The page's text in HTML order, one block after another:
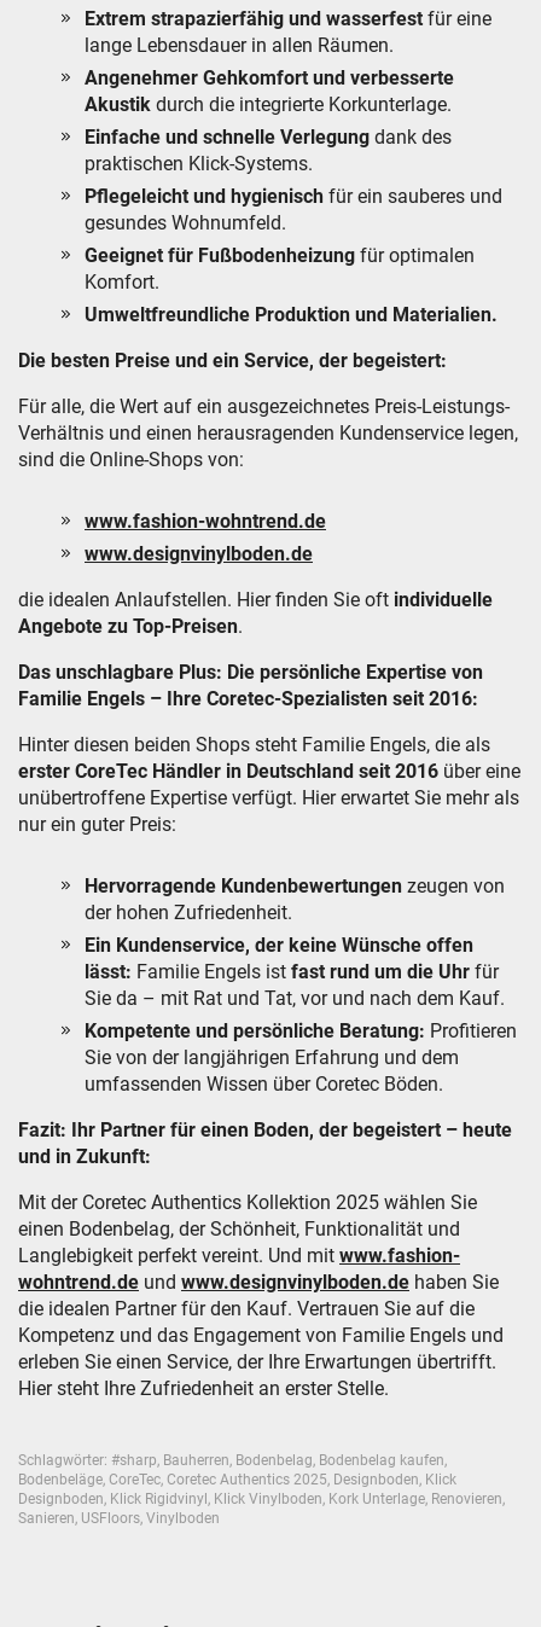
Extrem strapazierfähig und wasserfest für eine
lange Lebensdauer in allen Räumen.
Angenehmer Gehkomfort und verbesserte
Akustik durch die integrierte Korkunterlage.
Einfache und schnelle Verlegung dank des
praktischen Klick-Systems.
Pflegeleicht und hygienisch für ein sauberes und
gesundes Wohnumfeld.
Geeignet für Fußbodenheizung für optimalen
Komfort.
Umweltfreundliche Produktion und Materialien.
Die besten Preise und ein Service, der begeistert:
Für alle, die Wert auf ein ausgezeichnetes Preis-Leistungs-
Verhältnis und einen herausragenden Kundenservice legen,
sind die Online-Shops von:
www.fashion-wohntrend.de
www.designvinylboden.de
die idealen Anlaufstellen. Hier finden Sie oft individuelle
Angebote zu Top-Preisen.
Das unschlagbare Plus: Die persönliche Expertise von
Familie Engels – Ihre Coretec-Spezialisten seit 2016:
Hinter diesen beiden Shops steht Familie Engels, die als
erster CoreTec Händler in Deutschland seit 2016 über eine
unübertroffene Expertise verfügt. Hier erwartet Sie mehr als
nur ein guter Preis:
Hervorragende Kundenbewertungen zeugen von
der hohen Zufriedenheit.
Ein Kundenservice, der keine Wünsche offen
lässt: Familie Engels ist fast rund um die Uhr für
Sie da – mit Rat und Tat, vor und nach dem Kauf.
Kompetente und persönliche Beratung: Profitieren
Sie von der langjährigen Erfahrung und dem
umfassenden Wissen über Coretec Böden.
Fazit: Ihr Partner für einen Boden, der begeistert – heute
und in Zukunft:
Mit der Coretec Authentics Kollektion 2025 wählen Sie
einen Bodenbelag, der Schönheit, Funktionalität und
Langlebigkeit perfekt vereint. Und mit www.fashion-
wohntrend.de und www.designvinylboden.de haben Sie
die idealen Partner für den Kauf. Vertrauen Sie auf die
Kompetenz und das Engagement von Familie Engels und
erleben Sie einen Service, der Ihre Erwartungen übertrifft.
Hier steht Ihre Zufriedenheit an erster Stelle.
Schlagwörter: #sharp, Bauherren, Bodenbelag, Bodenbelag kaufen,
Bodenbeläge, CoreTec, Coretec Authentics 2025, Designboden, Klick
Designboden, Klick Rigidvinyl , Klick Vinylboden, Kork Unterlage, Renovieren,
Sanieren, USFloors, Vinylboden